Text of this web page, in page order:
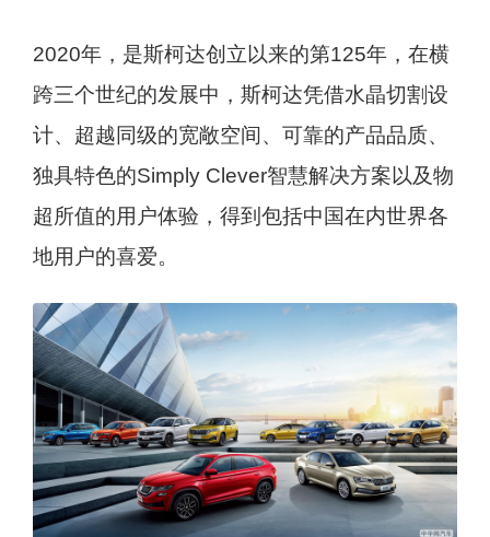
2020年，是斯柯达创立以来的第125年，在横
跨三个世纪的发展中，斯柯达凭借水晶切割设
计、超越同级的宽敞空间、可靠的产品品质、
独具特色的Simply Clever智慧解决方案以及物
超所值的用户体验，得到包括中国在内世界各
地用户的喜爱。